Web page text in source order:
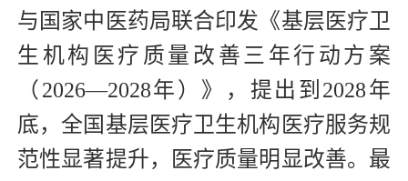
与国家中医药局联合印发《基层医疗卫
生机构医疗质量改善三年行动方案
（2026—2028年）》，提出到2028年
底，全国基层医疗卫生机构医疗服务规
范性显著提升，医疗质量明显改善。最